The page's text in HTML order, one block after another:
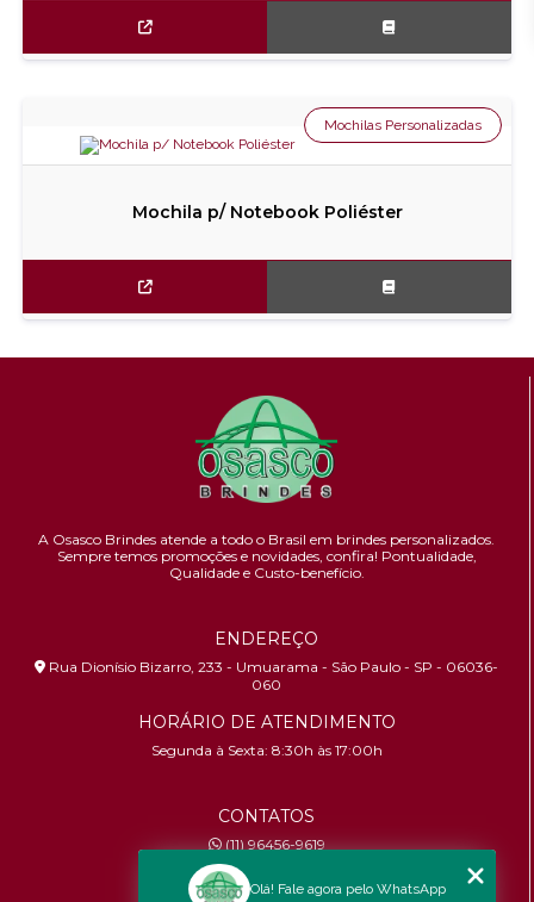
Mochila p/ Notebook Poliéster
Mochilas Personalizadas
A Osasco Brindes atende a todo o Brasil em brindes personalizados.
Sempre temos promoções e novidades, confira! Pontualidade,
Qualidade e Custo-benefício.
ENDEREÇO
Rua Dionísio Bizarro, 233 - Umuarama - São Paulo - SP - 06036-
060
HORÁRIO DE ATENDIMENTO
Segunda à Sexta: 8:30h às 17:00h
CONTATOS
(11) 96456-9619
contato@osascobrindes.com.br
CNPJ:26.434.153/0001-30
Olá! Fale agora pelo WhatsApp